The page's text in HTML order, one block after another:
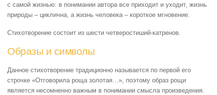
с самой жизнью: в понимании автора все приходит и уходит, жизнь
природы – циклична, а жизнь человека – короткое мгновение.
Стихотворение состоит из шести четверостиший-катренов.
Образы и символы
Данное стихотворение традиционно называется по первой его
строчке «Отговорила роща золотая…», поэтому образ рощи
является несомненно важным в понимании смысла произведения.